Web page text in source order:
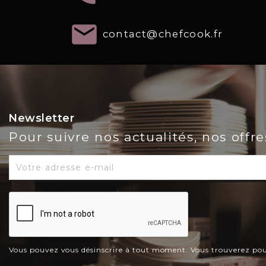
email contact@chefcook.fr
Newsletter
Pour suivre nos actualités, nos
Vous pouvez vous désinscrire à tout moment. Vous trouverez